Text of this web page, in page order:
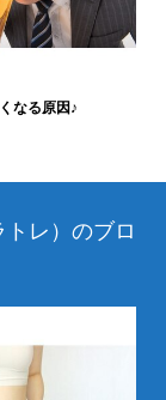
なる原因♪
レ）のブロ